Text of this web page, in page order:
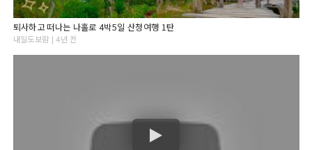
퇴사하고 떠나는 나홀로 4박5일 산청여행 1탄
내일도보람 | 4년 전